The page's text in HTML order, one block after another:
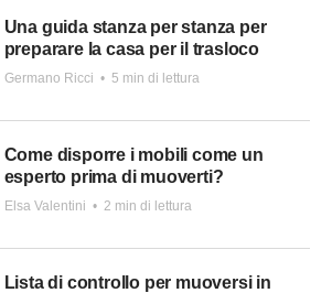
Una guida stanza per stanza per
preparare la casa per il trasloco
Germano Ricci • 5 min di lettura
Come disporre i mobili come un
esperto prima di muoverti?
Elsa Valentini • 2 min di lettura
Lista di controllo per muoversi in